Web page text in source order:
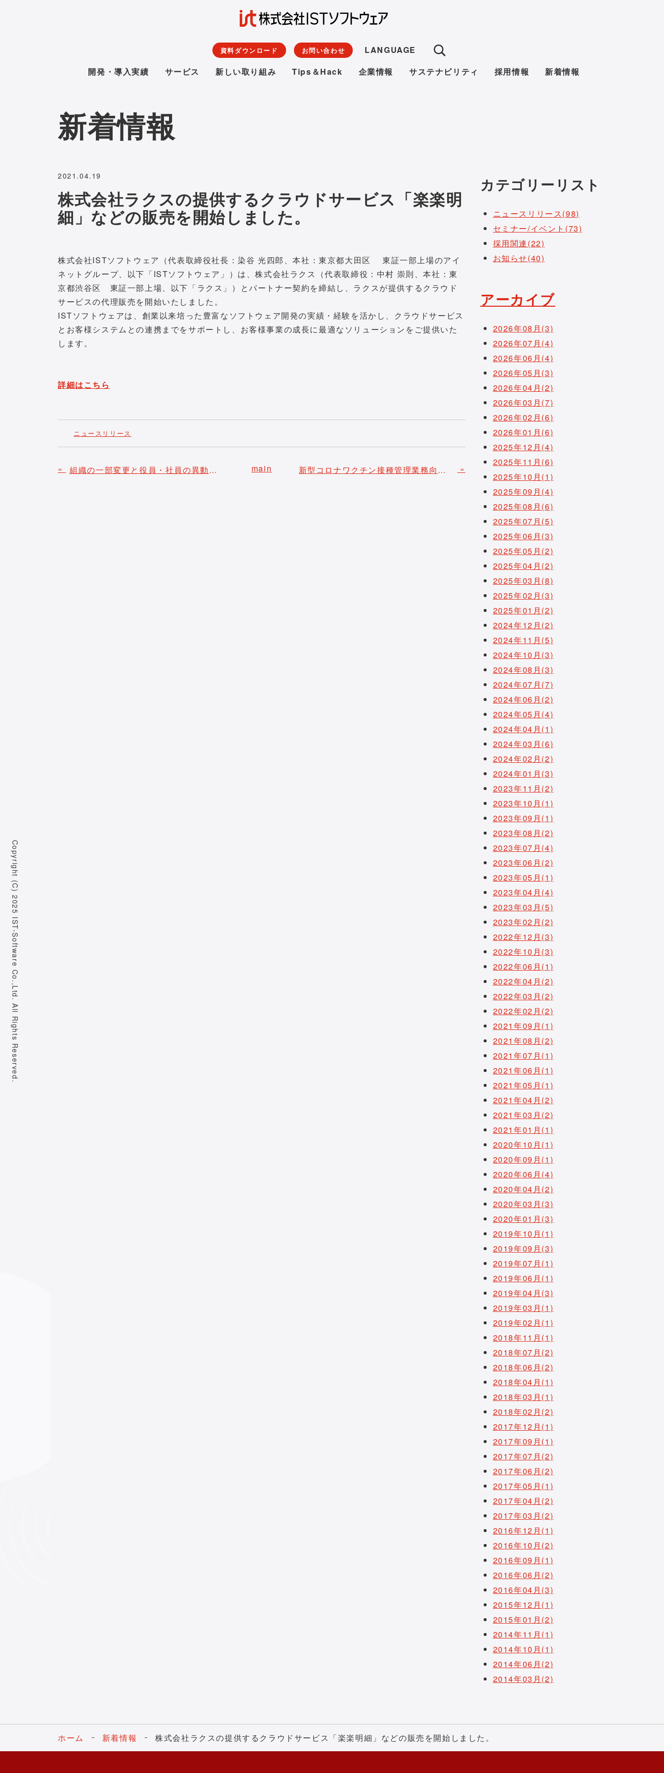
資料ダウンロード お問い合わせ
LANGUAGE
開発・導入実績
サービス 新しい取り組み Tips＆Hack 企業情報 サステナビリティ 採用情報 新着情報
新着情報
2021.04.19
株式会社ラクスの提供するクラウドサービス「楽楽明
細」などの販売を開始しました。
株式会社ISTソフトウェア（代表取締役社長：染谷 光四郎、本社：東京都大田区 東証一部上場のアイ
ネットグループ、以下「ISTソフトウェア」）は、株式会社ラクス（代表取締役：中村 崇則、本社：東
京都渋谷区 東証一部上場、以下「ラクス」）とパートナー契約を締結し、ラクスが提供するクラウド
サービスの代理販売を開始いたしました。
ISTソフトウェアは、創業以来培った豊富なソフトウェア開発の実績・経験を活かし、クラウドサービス
とお客様システムとの連携までをサポートし、お客様事業の成長に最適なソリューションをご提供いた
します。
詳細はこちら
ニュースリリース
« 組織の一部変更と役員・社員の異動について main 新型コロナワクチン接種管理業務向け 「AIRead＋ワクチン接種予診票読取オプション」の販売開始 »
カテゴリーリスト
ニュースリリース(98)
セミナー/イベント(73)
採用関連(22)
お知らせ(40)
アーカイブ
2026年08月(3)
2026年07月(4)
2026年06月(4)
2026年05月(3)
2026年04月(2)
2026年03月(7)
2026年02月(6)
2026年01月(6)
2025年12月(4)
2025年11月(6)
2025年10月(1)
2025年09月(4)
2025年08月(6)
2025年07月(5)
2025年06月(3)
2025年05月(2)
2025年04月(2)
2025年03月(8)
2025年02月(3)
2025年01月(2)
2024年12月(2)
2024年11月(5)
2024年10月(3)
2024年08月(3)
2024年07月(7)
2024年06月(2)
2024年05月(4)
2024年04月(1)
2024年03月(6)
2024年02月(2)
2024年01月(3)
2023年11月(2)
2023年10月(1)
2023年09月(1)
2023年08月(2)
2023年07月(4)
2023年06月(2)
2023年05月(1)
2023年04月(4)
2023年03月(5)
2023年02月(2)
2022年12月(3)
2022年10月(3)
2022年06月(1)
2022年04月(2)
2022年03月(2)
2022年02月(2)
2021年09月(1)
2021年08月(2)
2021年07月(1)
2021年06月(1)
2021年05月(1)
2021年04月(2)
2021年03月(2)
2021年01月(1)
2020年10月(1)
2020年09月(1)
2020年06月(4)
2020年04月(2)
2020年03月(3)
2020年01月(3)
2019年10月(1)
2019年09月(3)
2019年07月(1)
2019年06月(1)
2019年04月(3)
2019年03月(1)
2019年02月(1)
2018年11月(1)
2018年07月(2)
2018年06月(2)
2018年04月(1)
2018年03月(1)
2018年02月(2)
2017年12月(1)
2017年09月(1)
2017年07月(2)
2017年06月(2)
2017年05月(1)
2017年04月(2)
2017年03月(2)
2016年12月(1)
2016年10月(2)
2016年09月(1)
2016年06月(2)
2016年04月(3)
2015年12月(1)
2015年01月(2)
2014年11月(1)
2014年10月(1)
2014年06月(2)
2014年03月(2)
ホーム 新着情報 株式会社ラクスの提供するクラウドサービス「楽楽明細」などの販売を開始しました。
Copyright (C) 2025 IST-Software Co.,Ltd. All Rights Reserved.